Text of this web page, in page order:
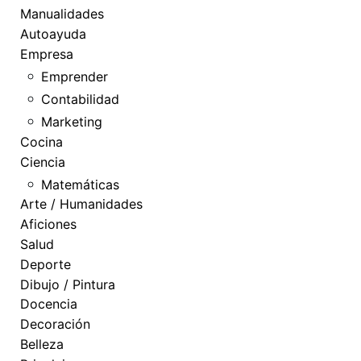
Manualidades
Autoayuda
Empresa
Emprender
Contabilidad
Marketing
Cocina
Ciencia
Matemáticas
Arte / Humanidades
Aficiones
Salud
Deporte
Dibujo / Pintura
Docencia
Decoración
Belleza